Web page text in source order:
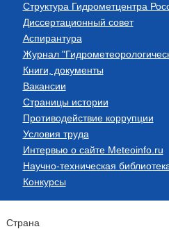
Структура Гидрометцентра
Диссертационный совет
Аспирантура
Журнал
Книги, документы
Вакансии
Страницы истории
Противодействие коррупции
Условия труда
Интервью о сайте Meteoinfo.ru
Научно-техническая
Конкурсы
Страна